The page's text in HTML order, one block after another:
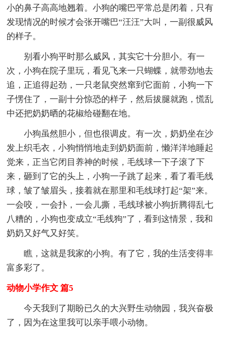
小的鼻子高高地翘着。小狗的嘴巴平常总是闭着，只有
发现情况的时候才会张开嘴巴“汪汪”大叫，一副很威风
的样子。
别看小狗平时那么威风，其实它十分胆小。有一
次，小狗在院子里玩，看见飞来一只蝴蝶，就带劲地去
追，正追得起劲，一只老鼠突然窜到它面前，小狗一下
子愣住了，一副十分惊恐的样子，然后拔腿就跑，慌乱
中还把奶奶晒的花椒给碰翻在地。
小狗虽然胆小，但也很调皮。有一次，奶奶坐在沙
发上织毛衣，小狗悄悄地走到奶奶面前，懒洋洋地睡起
觉来，正当它闭目养神的时候，毛线球一下子滚了下
来，砸到了它的头上，小狗一子跳了起来，看了看毛线
球，皱了皱眉头，接着就在那里和毛线球打起“架”来。
一会咬，一会扑，一会儿撕，毛线球被小狗折腾得乱七
八糟的，小狗也变成立“毛线狗”了，看到这情景，我和
奶奶又好气又好笑。
瞧，这就是我家的小狗。有了它，我的生活变得丰
富多彩了。
动物小学作文 篇5
今天我到了期盼已久的大兴野生动物园，我兴奋极
了，因为在这里我可以亲手喂小动物。